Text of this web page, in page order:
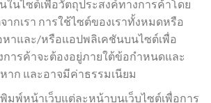
ในไซต์เพื่อวัตถุประสงค์ทางการค้าโดย
กเรา การใช้ไซต์ของเราทั้งหมดหรือ
หาและ/หรือแอปพลิเคชันบนไซต์เพื่อ
การค้าจะต้องอยู่ภายใต้ข้อกำหนดและ
าก และอาจมีค่าธรรมเนียม
มพ์หน้าเว็บแต่ละหน้าบนเว็บไซต์เพื่อการ